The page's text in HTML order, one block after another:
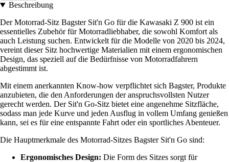
Beschreibung
Der Motorrad-Sitz Bagster Sit'n Go für die Kawasaki Z 900 ist ein
essentielles Zubehör für Motorradliebhaber, die sowohl Komfort als
auch Leistung suchen. Entwickelt für die Modelle von 2020 bis 2024,
vereint dieser Sitz hochwertige Materialien mit einem ergonomischen
Design, das speziell auf die Bedürfnisse von Motorradfahrern
abgestimmt ist.
Mit einem anerkannten Know-how verpflichtet sich Bagster, Produkte
anzubieten, die den Anforderungen der anspruchsvollsten Nutzer
gerecht werden. Der Sit'n Go-Sitz bietet eine angenehme Sitzfläche,
sodass man jede Kurve und jeden Ausflug in vollem Umfang genießen
kann, sei es für eine entspannte Fahrt oder ein sportliches Abenteuer.
Die Hauptmerkmale des Motorrad-Sitzes Bagster Sit'n Go sind:
Ergonomisches Design: Die Form des Sitzes sorgt für